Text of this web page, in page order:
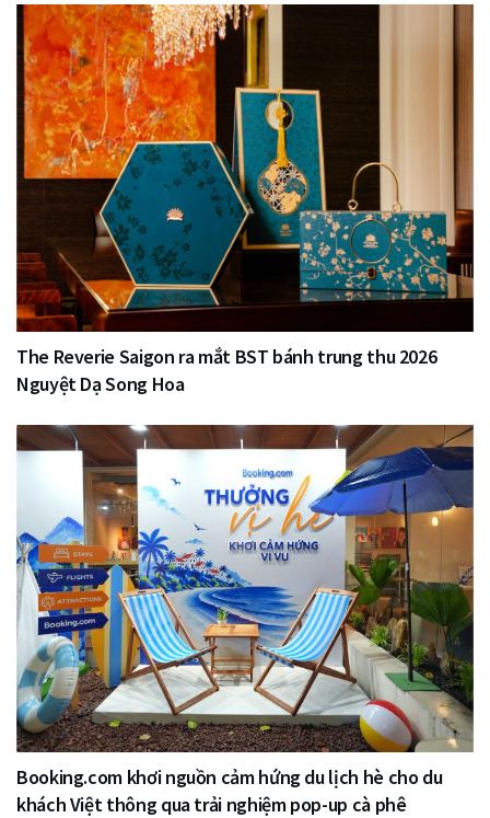
The Reverie Saigon ra mắt BST bánh trung thu 2026
Nguyệt Dạ Song Hoa
Booking.com khơi nguồn cảm hứng du lịch hè cho du
khách Việt thông qua trải nghiệm pop-up cà phê